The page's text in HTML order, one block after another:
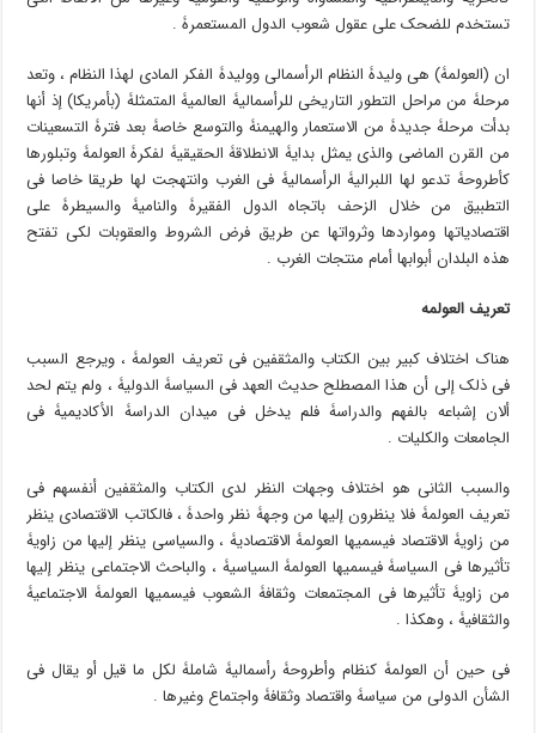
تستخدم للضحک على عقول شعوب الدول المستعمرۀ .
ان (العولمۀ) هی ولیدۀ النظام الرأسمالی وولیدۀ الفکر المادی لهذا النظام ، وتعد
مرحلۀ من مراحل التطور التاریخی للرأسمالیۀ العالمیۀ المتمثلۀ (بأمریکا) إذ أنها
بدأت مرحلۀ جدیدۀ من الاستعمار والهیمنۀ والتوسع خاصۀ بعد فترۀ التسعینات
من القرن الماضی والذی یمثل بدایۀ الانطلاقۀ الحقیقیۀ لفکرۀ العولمۀ وتبلورها
کأطروحۀ تدعو لها اللبرالیۀ الرأسمالیۀ فی الغرب وانتهجت لها طریقا خاصا فی
التطبیق من خلال الزحف باتجاه الدول الفقیرۀ والنامیۀ والسیطرۀ على
اقتصادیاتها ومواردها وثرواتها عن طریق فرض الشروط والعقوبات لکی تفتح
هذه البلدان أبوابها أمام منتجات الغرب .
تعریف العولمۀ
هناک اختلاف کبیر بین الکتاب والمثقفین فی تعریف العولمۀ ، ویرجع السبب
فی ذلک إلى أن هذا المصطلح حدیث العهد فی السیاسۀ الدولیۀ ، ولم یتم لحد
ألان إشباعه بالفهم والدراسۀ فلم یدخل فی میدان الدراسۀ الأکادیمیۀ فی
الجامعات والکلیات .
والسبب الثانی هو اختلاف وجهات النظر لدى الکتاب والمثقفین أنفسهم فی
تعریف العولمۀ فلا ینظرون إلیها من وجهۀ نظر واحدۀ ، فالکاتب الاقتصادی ینظر
من زاویۀ الاقتصاد فیسمیها العولمۀ الاقتصادیۀ ، والسیاسی ینظر إلیها من زاویۀ
تأثیرها فی السیاسۀ فیسمیها العولمۀ السیاسیۀ ، والباحث الاجتماعی ینظر إلیها
من زاویۀ تأثیرها فی المجتمعات وثقافۀ الشعوب فیسمیها العولمۀ الاجتماعیۀ
والثقافیۀ ، وهکذا .
فی حین أن العولمۀ کنظام وأطروحۀ رأسمالیۀ شاملۀ لکل ما قیل أو یقال فی
الشأن الدولی من سیاسۀ واقتصاد وثقافۀ واجتماع وغیرها .